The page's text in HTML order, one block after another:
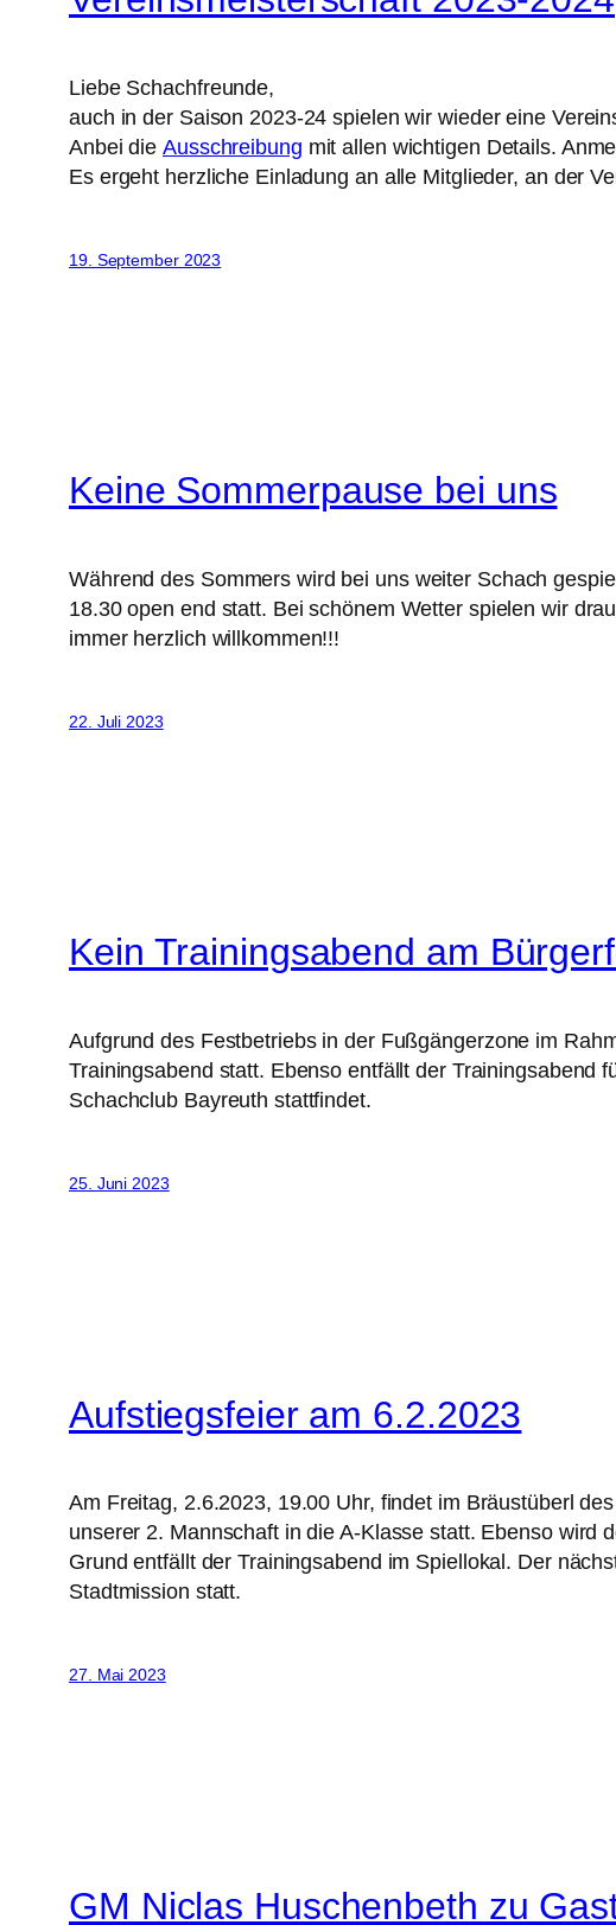
Liebe Schachfreunde,
auch in der Saison 2023-24 spielen wir wieder eine
Anbei dieAusschreibung mit allen wichtigen Details.
Es ergeht herzliche Einladung an alle Mitglieder, an der
19. September 2023
Keine Sommerpause bei uns
Während des Sommers wird bei uns weiter Schach
18.30 open end statt. Bei schönem Wetter spielen wir
immer herzlich willkommen!!!
22. Juli 2023
Kein Trainingsabend am
Aufgrund des Festbetriebs in der Fußgängerzone im
Trainingsabend statt. Ebenso entfällt der Trainingsabend
Schachclub Bayreuth stattfindet.
25. Juni 2023
Aufstiegsfeier am 6.2.2023
Am Freitag, 2.6.2023, 19.00 Uhr, findet im Bräustüberl
unserer 2. Mannschaft in die A-Klasse statt. Ebenso wird
Grund entfällt der Trainingsabend im Spiellokal. Der
Stadtmission statt.
27. Mai 2023
GM Niclas Huschenbeth zu